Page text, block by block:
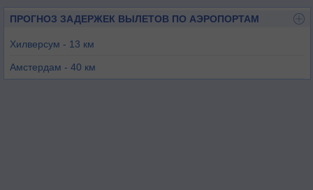
ПРОГНОЗ ЗАДЕРЖЕК ВЫЛЕТОВ ПО АЭРОПОРТАМ
Хилверсум - 13 км
Амстердам - 40 км